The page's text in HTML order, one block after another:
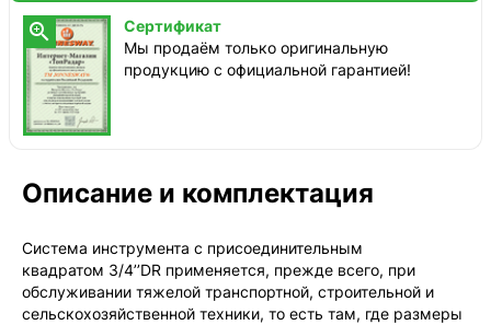
ТопРадар — Курьер
завтра, от 350 ₽
ТопРадар — Самовывоз
сегодня, бесплатно
наб. Бережковская, д. 20, стр. 19
2-4 дня, от 385 ₽

Сертификат
Мы продаём только оригинальную
продукцию с официальной гарантией!
Описание и комплектация
Система инструмента с присоединительным
квадратом 3/4’’DR применяется, прежде всего, при
обслуживании тяжелой транспортной, строительной и
сельскохозяйственной техники, то есть там, где размеры